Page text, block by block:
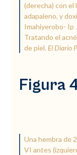
(derecha) con el
adapaleno, y
Imahiyerobo- Ip
Tratando el
de piel. El Diario
Figura
Una hembra de
VI antes